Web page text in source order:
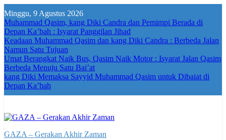
to
content
Minggu, 9 Agustus 2026
Muhammad Qasim, kang Diki Candra dan Pemimpi Berada di
Depan Ka’bah : Isyarat Panggilan Jihad
Keadaan Muhammad Qasim dan kang Diki Candra : Berbeda Jalan
Namun Satu Tujuan
Umat Berangkat Naik Bus, Qasim Naik Motor : Isyarat Jalan Qasim
Berbeda Menuju Satu Bai’at
kang Diki Memaksa Sayyid Muhammad Qasim untuk Dibaiat di
Depan Ka’bah
GAZA – Gerakan Akhir Zaman